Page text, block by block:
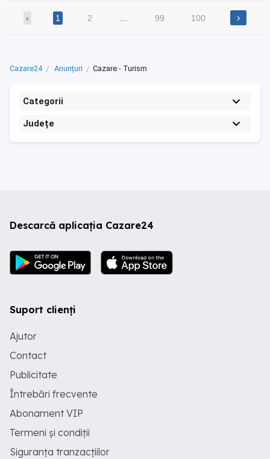
‹ 1 2 99 100 ›
Cazare24 Anunțuri Cazare - Turism
Categorii
Județe
Descarcă aplicația Cazare24
Suport clienți
Ajutor
Contact
Publicitate
Întrebări frecvente
Abonament VIP
Termeni și condiții
Siguranța tranzacțiilor